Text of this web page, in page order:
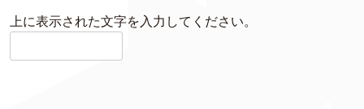
上に表示された文字を入力してください。